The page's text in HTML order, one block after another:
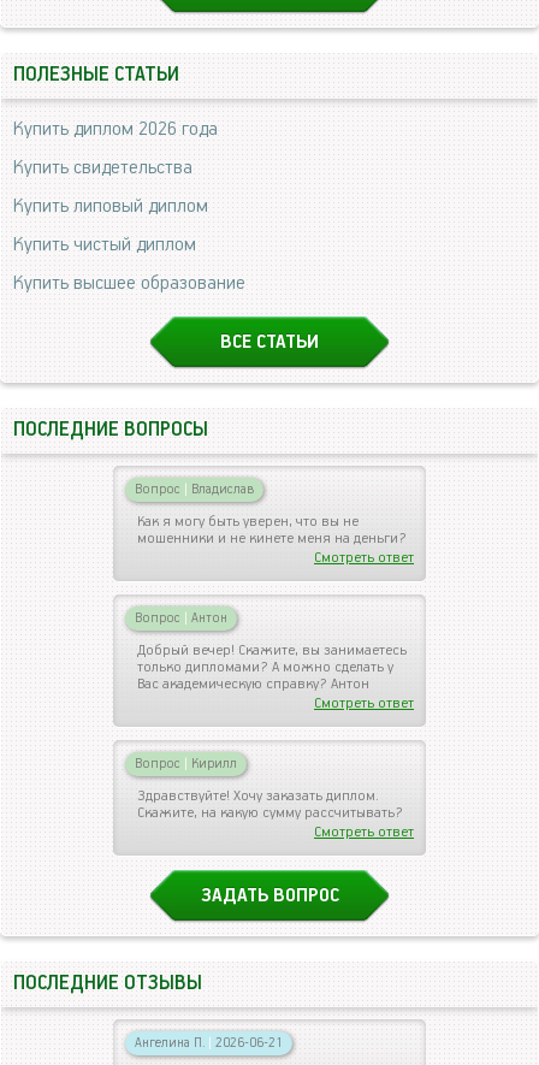
ПОЛЕЗНЫЕ СТАТЬИ
Купить диплом 2026 года
Купить свидетельства
Купить липовый диплом
Купить чистый диплом
Купить высшее образование
ВСЕ СТАТЬИ
ПОСЛЕДНИЕ ВОПРОСЫ
Вопрос | Владислав
Как я могу быть уверен, что вы не
мошенники и не кинете меня на деньги?
Смотреть ответ
Вопрос | Антон
Добрый вечер! Скажите, вы занимаетесь
только дипломами? А можно сделать у
Вас академическую справку? Антон
Смотреть ответ
Вопрос | Кирилл
Здравствуйте! Хочу заказать диплом.
Скажите, на какую сумму рассчитывать?
Смотреть ответ
ЗАДАТЬ ВОПРОС
ПОСЛЕДНИЕ ОТЗЫВЫ
Ангелина П. | 2026-06-21